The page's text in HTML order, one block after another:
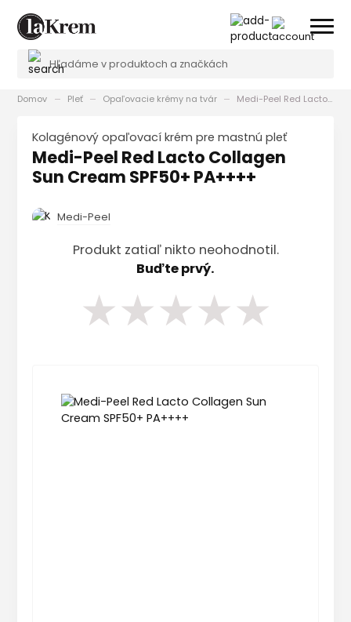
Domov Pleť Opaľovacie krémy na tvár Medi-Peel Red Lacto Collagen Sun Cream SPF50+ PA++++
Kolagénový opaľovací krém pre mastnú pleť
Medi-Peel Red Lacto Collagen
Sun Cream SPF50+ PA++++
Medi-Peel
Produkt zatiaľ nikto neohodnotil.
Buďte prvý.
★★★★★